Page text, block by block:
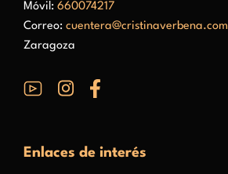
Móvil: 660074217
Correo: cuentera@cristinaverbena.com
Zaragoza
Enlaces de interés